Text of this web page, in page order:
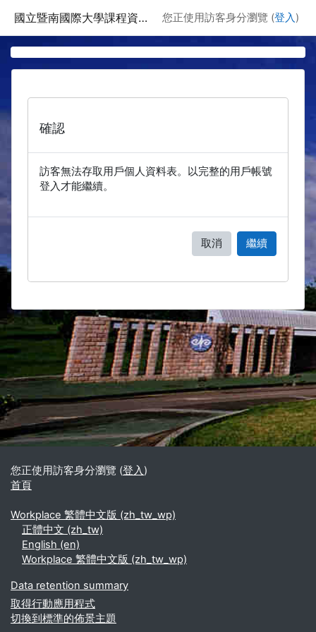
國立暨南國際大學課程資訊網 您正使用訪客身分瀏覽 (登入 )
確認
訪客無法存取用戶個人資料表。以完整的用戶帳號
登入才能繼續。
取消 繼續
區塊
補充內容區塊
您正使用訪客身分瀏覽 (登入)
首頁
Workplace 繁體中文版 ‎(zh_tw_wp)‎
正體中文 ‎(zh_tw)‎
English ‎(en)‎
Workplace 繁體中文版 ‎(zh_tw_wp)‎
Data retention summary
取得行動應用程式
切換到標準的佈景主題